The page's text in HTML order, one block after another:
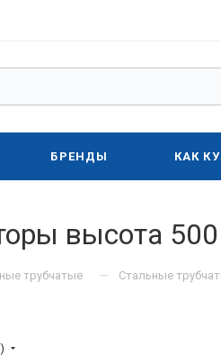
БРЕНДЫ КАК
высота
трубчатые — Стальные